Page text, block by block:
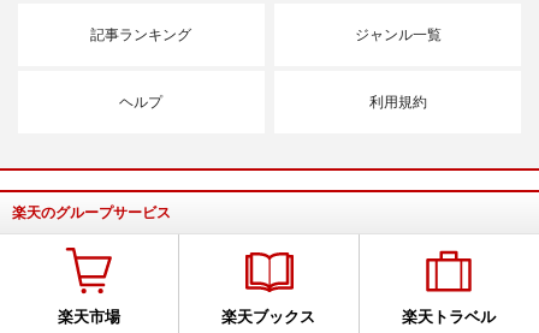
記事ランキング ジャンル一覧
ヘルプ 利用規約
楽天のグループサービス
楽天市場 楽天ブックス 楽天トラベル